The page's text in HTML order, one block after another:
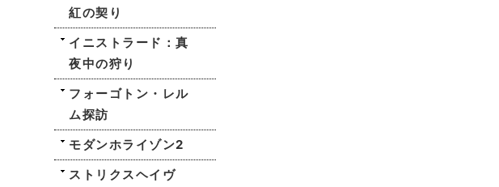
紅の契り
イニストラード：真
夜中の狩り
フォーゴトン・レル
ム探訪
モダンホライゾン2
ストリクスヘイヴ